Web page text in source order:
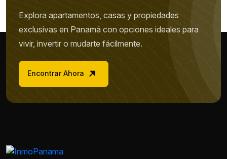
Explora apartamentos, casas y propiedades
exclusivas en Panamá con opciones ideales para
vivir, invertir o mudarte fácilmente.
Encontrar Ahora